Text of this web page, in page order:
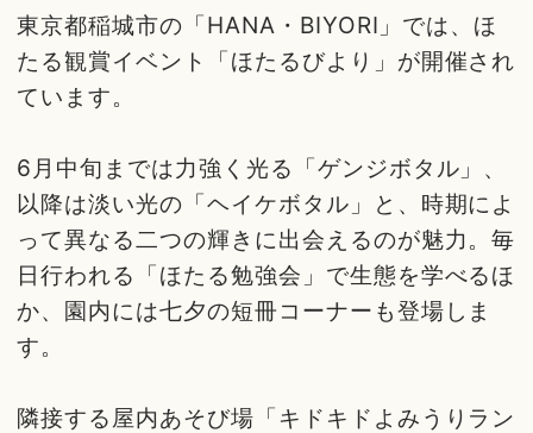
東京都稲城市の「HANA・BIYORI」では、ほ
たる観賞イベント「ほたるびより」が開催され
ています。
6月中旬までは力強く光る「ゲンジボタル」、
以降は淡い光の「ヘイケボタル」と、時期によ
って異なる二つの輝きに出会えるのが魅力。毎
日行われる「ほたる勉強会」で生態を学べるほ
か、園内には七夕の短冊コーナーも登場しま
す。
隣接する屋内あそび場「キドキドよみうりラン